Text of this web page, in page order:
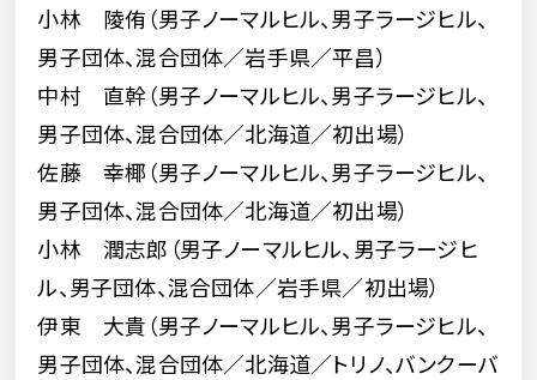
小林 陵侑（男子ノーマルヒル、男子ラージヒル、
男子団体、混合団体／岩手県／平昌）
中村 直幹（男子ノーマルヒル、男子ラージヒル、
男子団体、混合団体／北海道／初出場）
佐藤 幸椰（男子ノーマルヒル、男子ラージヒル、
男子団体、混合団体／北海道／初出場）
小林 潤志郎（男子ノーマルヒル、男子ラージヒ
ル、男子団体、混合団体／岩手県／初出場）
伊東 大貴（男子ノーマルヒル、男子ラージヒル、
男子団体、混合団体／北海道／トリノ、バンクーバ